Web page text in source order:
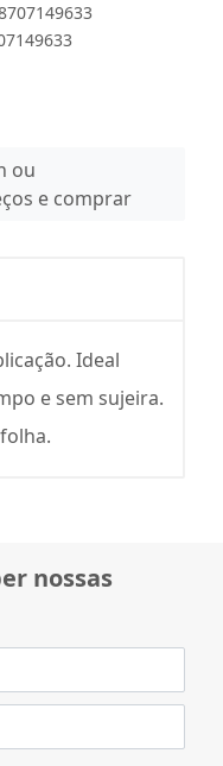
ou
e comprar
Ideal
e sem sujeira.
nossas